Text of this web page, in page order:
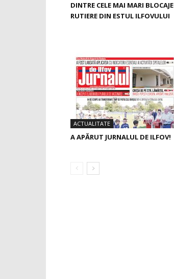
DINTRE CELE MAI MARI BLOCAJE
RUTIERE DIN ESTUL ILFOVULUI
ACTUALITATE
A APĂRUT JURNALUL DE ILFOV!